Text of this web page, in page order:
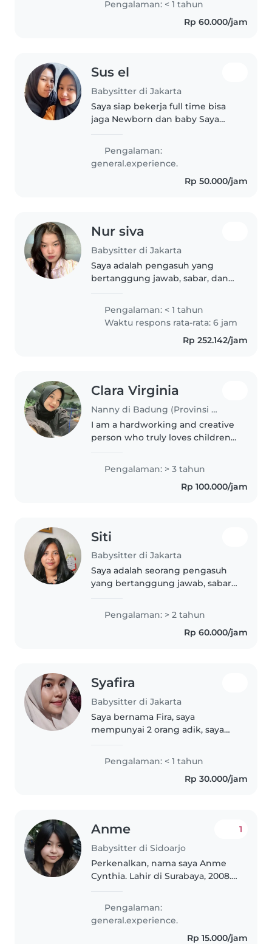
belajar hal baru. Selama ini saya
dikenal sebagai orang yang
Pengalaman: < 1 tahun
Rp 60.000/jam
Sus el
Babysitter di Jakarta
Saya siap bekerja full time bisa
jaga Newborn dan baby Saya
Pengalaman:
general.experience.
Rp 50.000/jam
Nur siva
Babysitter di Jakarta
Saya adalah pengasuh yang
bertanggung jawab, sabar, dan
dengan memasak, pekerjaan
rumah, dan bantuan
mengerjakan PR sekolah. Saya
memiliki keterampilan dalam..
Pengalaman: < 1 tahun
Waktu respons rata-rata: 6 jam
Rp 252.142/jam
Clara Virginia
Nanny di Badung (Provinsi Bali)
I am a hardworking and creative
person who truly loves children. I
safe, happy, and engaged
through fun educational games..
Pengalaman: > 3 tahun
Rp 100.000/jam
Siti
Babysitter di Jakarta
Saya adalah seorang pengasuh
yang bertanggung jawab, sabar,
2 tahun dalam mengurus anak
usia toddler dan anak pra-
sekolah. Saya siap membantu
Pengalaman: > 2 tahun
Rp 60.000/jam
Syafira
Babysitter di Jakarta
Saya bernama Fira, saya
mempunyai 2 orang adik, saya
bersaudara. Saya semenjak
menjalankan sekolah dasar di
kelas 2 saya membantu orang
Pengalaman: < 1 tahun
Rp 30.000/jam
Anme
Babysitter di Sidoarjo
1
Perkenalkan, nama saya Anme
Cynthia. Lahir di Surabaya, 2008.
tahun 2026 dan sekarang
menjadi Mahasiswa. Saya
Memiliki dua adik permpuan,
Pengalaman:
general.experience.
Rp 15.000/jam